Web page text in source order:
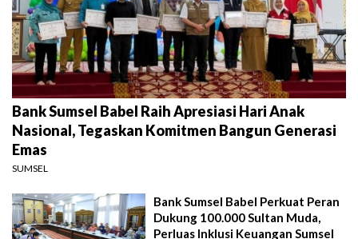
Bank Sumsel Babel Raih Apresiasi Hari Anak
Nasional, Tegaskan Komitmen Bangun Generasi
Emas
SUMSEL
Bank Sumsel Babel Perkuat Peran
Dukung 100.000 Sultan Muda,
Perluas Inklusi Keuangan Sumsel